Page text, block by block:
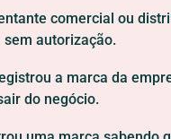
comercial ou
sem autorização.
a marca da
do negócio.